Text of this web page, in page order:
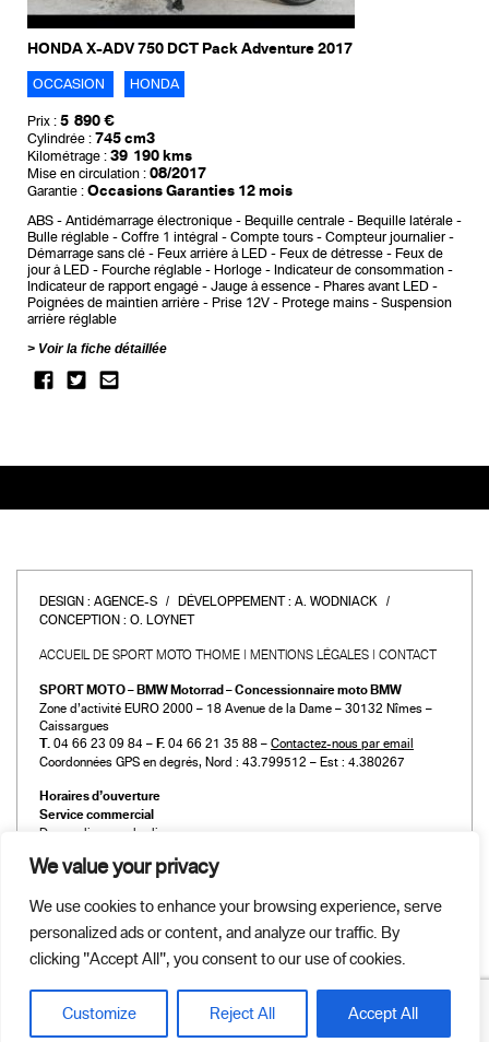
We value your privacy
We use cookies to enhance your browsing experience, serve
personalized ads or content, and analyze our traffic. By
clicking "Accept All", you consent to our use of cookies.
Customize Reject All Accept All
HONDA X-ADV 750 DCT Pack Adventure 2017
OCCASION HONDA
Prix : 5 890 €
Cylindrée : 745 cm3
Kilométrage : 39 190 kms
Mise en circulation : 08/2017
Garantie : Occasions Garanties 12 mois
ABS Antidémarrage électronique Bequille centrale
Bequille latérale
Bulle réglable
Coffre 1 intégral Compte tours
Compteur journalier
Démarrage sans clé
Feux arrière à LED Feux de détresse
Feux de
jour à LED
Fourche réglable Horloge
Indicateur de consommation
Indicateur de rapport engagé
Jauge à essence
Phares avant LED
Poignées de maintien arrière
Prise 12V Protege mains
Suspension
arrière réglable
Voir la fiche détaillée
DESIGN : AGENCE-S DÉVELOPPEMENT : A. WODNIACK
CONCEPTION : O. LOYNET
ACCUEIL DE SPORT MOTO THOME MENTIONS LÉGALES CONTACT
SPORT MOTO – BMW Motorrad – Concessionnaire moto BMW
Zone d’activité EURO 2000 – 18 Avenue de la Dame – 30132 Nîmes –
Caissargues
T. 04 66 23 09 84 – F. 04 66 21 35 88 – Contactez-nous par email
Coordonnées GPS en degrés, Nord : 43.799512 – Est : 4.380267
Horaires d’ouverture
Service commercial
Du mardi au vendredi :
Le samedi :
Du mardi au vendredi :
de 9h00 à 12h00 et de 14h00 à 19h00
de 9h00 à 12h00 et de 14h00 à 18h00